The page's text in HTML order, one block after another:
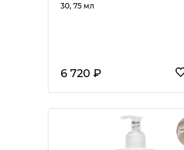
30, 75 мл
6 720 ₽